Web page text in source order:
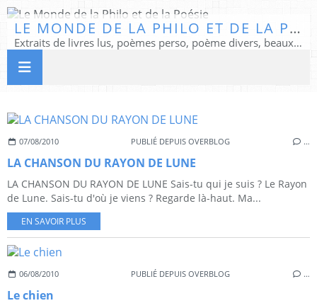
LE MONDE DE LA PHILO ET DE LA POÉSIE
Extraits de livres lus, poèmes perso, poème divers, beaux textes...
07/08/2010 PUBLIÉ DEPUIS OVERBLOG …
LA CHANSON DU RAYON DE LUNE
LA CHANSON DU RAYON DE LUNE Sais-tu qui je suis ? Le Rayon
de Lune. Sais-tu d'où je viens ? Regarde là-haut. Ma...
EN SAVOIR PLUS
06/08/2010 PUBLIÉ DEPUIS OVERBLOG …
Le chien